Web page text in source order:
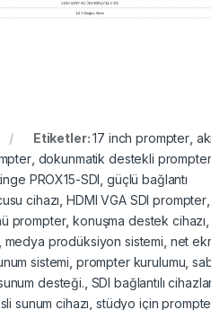
Etiketler:17 inch prompter
, dokunmatik destekli prompter
PROX15-SDI ,güçlü bağlantı
cihazı HDMI VGA SDI prompter
prompter,konuşma destek cihazı
medya prodüksiyon sistemi net
sistemi prompter kurulumu ,
desteği. SDI bağlantılı
sunum cihazı ,stüdyo için